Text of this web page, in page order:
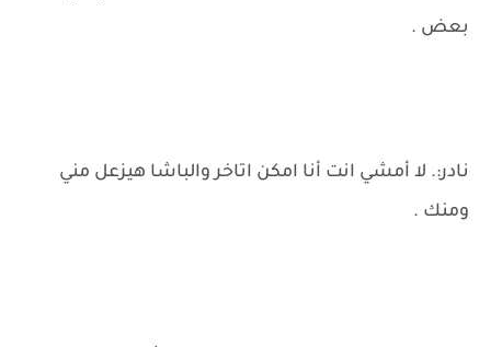
بعض .
نادر:. لا أمشي انت أنا امكن اتاخر والباشا هيزعل مني
ومنك .